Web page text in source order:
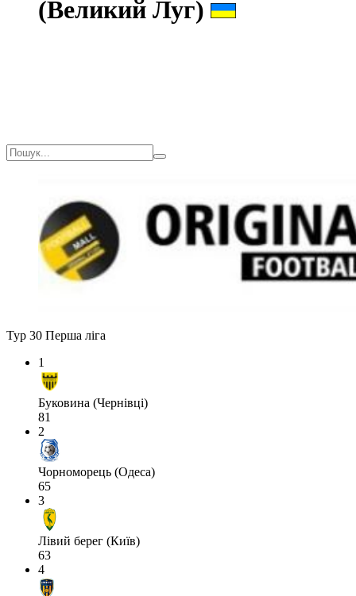
(Великий Луг)
Тур 30 Перша ліга
1
Буковина (Чернівці)
81
2
Чорноморець (Одеса)
65
3
Лівий берег (Київ)
63
4